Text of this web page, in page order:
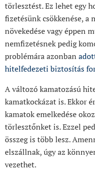
törlesztést. Ez lehet egy
fizetésünk csökkenése, a
növekedése vagy éppen
nemfizetésnek pedig
problémára azonban
hitelfedezeti biztosítás
A változó kamatozású
kamatkockázat is. Ekkor
kamatok emelkedése
törlesztőnket is. Ezzel
összeg is több lesz.
elszállnak, úgy az
vezethet.